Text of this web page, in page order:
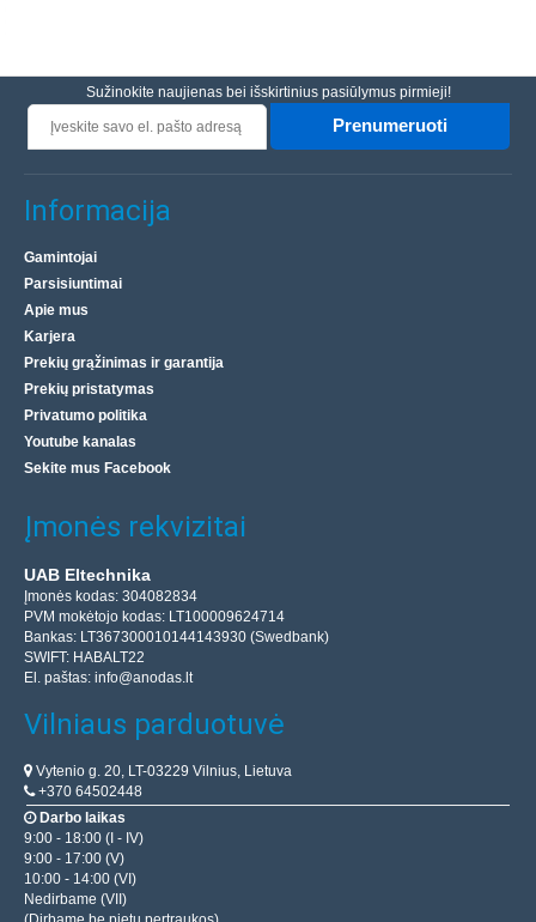
Sužinokite naujienas bei išskirtinius pasiūlymus pirmieji!
Prenumeruoti
Informacija
Gamintojai
Parsisiuntimai
Apie mus
Karjera
Prekių grąžinimas ir garantija
Prekių pristatymas
Privatumo politika
Youtube kanalas
Sekite mus Facebook
Įmonės rekvizitai
UAB Eltechnika
Įmonės kodas: 304082834
PVM mokėtojo kodas: LT100009624714
Bankas: LT367300010144143930 (Swedbank)
SWIFT: HABALT22
El. paštas: info@anodas.lt
Vilniaus parduotuvė
Vytenio g. 20, LT-03229 Vilnius, Lietuva
+370 64502448
Darbo laikas
9:00 - 18:00 (I - IV)
9:00 - 17:00 (V)
10:00 - 14:00 (VI)
Nedirbame (VII)